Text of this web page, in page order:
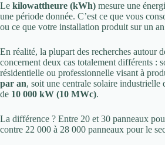
Le kilowattheure (kWh) mesure une
une période donnée. C’est ce que vous
ou ce que votre installation produit sur un
En réalité, la plupart des recherches autour
concernent deux cas totalement différents :
résidentielle ou professionnelle visant à
par an, soit une centrale solaire industrielle
de 10 000 kW (10 MWc).
La différence ? Entre 20 et 30 panneaux
contre 22 000 à 28 000 panneaux pour le